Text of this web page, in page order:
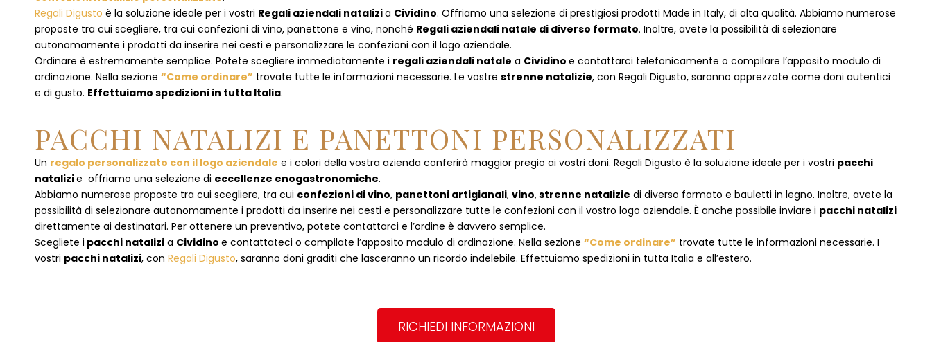
Regali Digusto è la soluzione ideale per i vostri Regali aziendali natalizia Cividino. Offriamo una selezione di prestigiosi prodotti Made in Italy, di alta qualità. Abbiamo numerose
proposte tra cui scegliere, tra cui confezioni di vino, panettone e vino, nonché Regali aziendali natale di diverso formato. Inoltre, avete la possibilità di selezionare
autonomamente i prodotti da inserire nei cesti e personalizzare le confezioni con il logo aziendale.
Ordinare è estremamente semplice. Potete scegliere immediatamente i regali aziendali natale a Cividino e contattarci telefonicamente o compilare l’apposito modulo di
ordinazione. Nella sezione “Come ordinare” trovate tutte le informazioni necessarie. Le vostre strenne natalizie, con Regali Digusto, saranno apprezzate come doni autentici
e di gusto. Effettuiamo spedizioni in tutta Italia.
PACCHI NATALIZI E PANETTONI PERSONALIZZATI
Un regalo personalizzato con il logo aziendale e i colori della vostra azienda conferirà maggior pregio ai vostri doni. Regali Digusto è la soluzione ideale per i vostri pacchi
natalizie offriamo una selezione di eccellenze enogastronomiche.
Abbiamo numerose proposte tra cui scegliere, tra cui confezioni di vino, panettoni artigianali, vino,strenne natalizie di diverso formato e bauletti in legno. Inoltre, avete la
possibilità di selezionare autonomamente i prodotti da inserire nei cesti e personalizzare tutte le confezioni con il vostro logo aziendale. È anche possibile inviare i pacchi natalizi
direttamente ai destinatari. Per ottenere un preventivo, potete contattarci e l’ordine è davvero semplice.
Scegliete i pacchi natalizi a Cividino e contattateci o compilate l’apposito modulo di ordinazione. Nella sezione “Come ordinare” trovate tutte le informazioni necessarie. I
vostri pacchi natalizi, con Regali Digusto, saranno doni graditi che lasceranno un ricordo indelebile. Effettuiamo spedizioni in tutta Italia e all’estero.
RICHIEDI INFORMAZIONI